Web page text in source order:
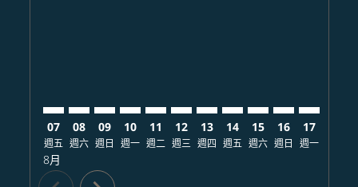
07
週五
8月
08
週六
09
週日
10
週一
11
週二
12
週三
13
週四
14
週五
15
週六
16
週日
17
週一